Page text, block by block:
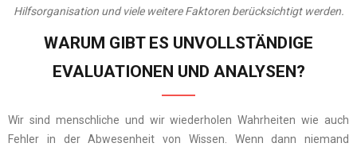
Hilfsorganisation und viele weitere Faktoren berücksichtigt werden.
WARUM GIBT ES UNVOLLSTÄNDIGE
EVALUATIONEN UND ANALYSEN?
Wir sind menschliche und wir wiederholen Wahrheiten wie auch
Fehler in der Abwesenheit von Wissen. Wenn dann niemand